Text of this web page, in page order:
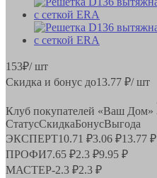
153₽/ шт
Скидка и бонус до13.77 ₽/ шт
Клуб покупателей «Ваш Дом»
СтатусСкидкаБонусВыгода
ЭКСПЕРТ10.71 ₽3.06 ₽13.77 ₽
ПРОФИ7.65 ₽2.3 ₽9.95 ₽
МАСТЕР-2.3 ₽2.3 ₽